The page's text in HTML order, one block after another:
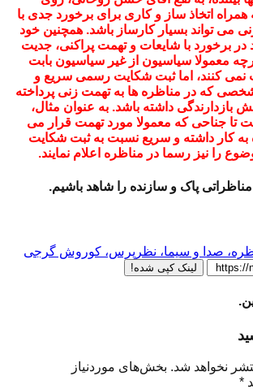
اتخاذ ساز و کاری برای برخورد جدی با
می تواند بسیار کارساز باشد. همچنین خود
در برخورد با شایعات و تهمت پراکنی، جدیت
معمولا سیاسیون از غیر سیاسیون بابت
نمی کنند، اما ثبت شکایت رسمی سریع و
که در مناظره ها به تهمت زنی پرداخته
بازدارندگی داشته باشد. به عنوان مثال،
تا جناحی که معمولا مورد تهمت قرار می
به کار داشته و سریع نسبت به ثبت شکایت
را نیز رسما در مناظره اعلام نمایند.
پاک و سازنده را شاهد باشیم.
صدا و سیما، نظرپرس، کوروش گرجی
لینک کپی شده!
نخواهد شد. بخش‌های موردنیاز
*